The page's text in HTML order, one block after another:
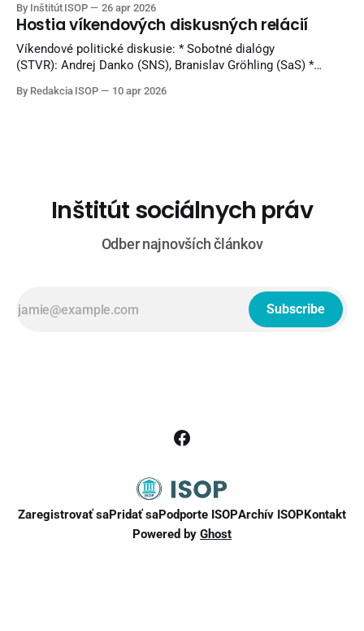
Kozlovňa v Košiciach. Knihy z vydavateľstva Torden si viete
objednať na INLIBRI online kníhkupectve. Naši sledovatelia
môžu využiť 7 percentnú zľavu. Pri nákupe použite kupón:
ISOPYT-7
By Inštitút ISOP 26 apr 2026
Hostia víkendových diskusných relácií
Víkendové politické diskusie: * Sobotné dialógy
(STVR): Andrej Danko (SNS), Branislav Gröhling (SaS) *
(TA3): Rudolf Huliak (Strana vidieka), Tamara Stohlová (PS) *
By Redakcia ISOP 10 apr 2026
Inštitút sociálnych práv
Odber najnovších článkov
Subscribe
Zaregistrovať saPridať saPodporte ISOPArchív ISOPKontakt
Powered by Ghost